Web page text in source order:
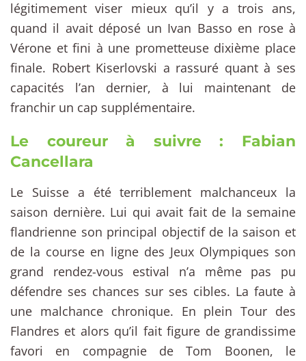
légitimement viser mieux qu’il y a trois ans,
quand il avait déposé un Ivan Basso en rose à
Vérone et fini à une prometteuse dixième place
finale. Robert Kiserlovski a rassuré quant à ses
capacités l’an dernier, à lui maintenant de
franchir un cap supplémentaire.
Le coureur à suivre : Fabian
Cancellara
Le Suisse a été terriblement malchanceux la
saison dernière. Lui qui avait fait de la semaine
flandrienne son principal objectif de la saison et
de la course en ligne des Jeux Olympiques son
grand rendez-vous estival n’a même pas pu
défendre ses chances sur ses cibles. La faute à
une malchance chronique. En plein Tour des
Flandres et alors qu’il fait figure de grandissime
favori en compagnie de Tom Boonen, le